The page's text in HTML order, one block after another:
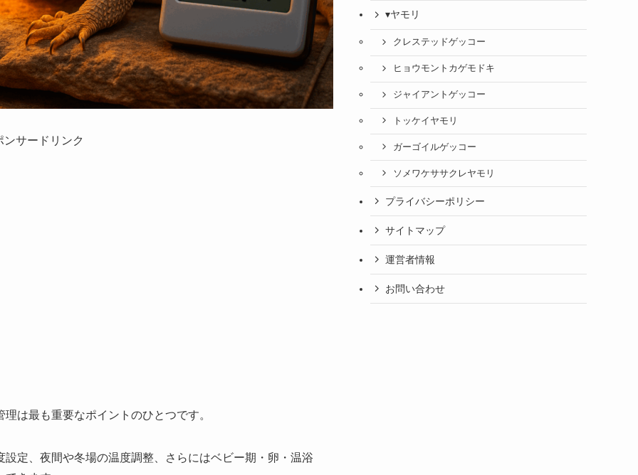
ンサードリンク
は最も重要なポイントのひとつです。
定、夜間や冬場の温度調整、さらにはベビー期・卵・温浴
▾ヤモリ
クレステッドゲッコー
ヒョウモントカゲモドキ
ジャイアントゲッコー
トッケイヤモリ
ガーゴイルゲッコー
ソメワケササクレヤモリ
プライバシーポリシー
サイトマップ
運営者情報
お問い合わせ